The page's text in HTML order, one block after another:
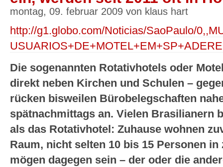
montag, 09. februar 2009 von klaus hart
http://g1.globo.com/Noticias/SaoPaulo/
Die sogenannten Rotativhotels oder
direkt neben Kirchen und Schulen –
rücken bisweilen Bürobelegschaften
spätnachmittags an. Vielen Brasilianern
als das Rotativhotel: Zuhause wohnen
Raum, nicht selten 10 bis 15 Personen
mögen dagegen sein – der oder die